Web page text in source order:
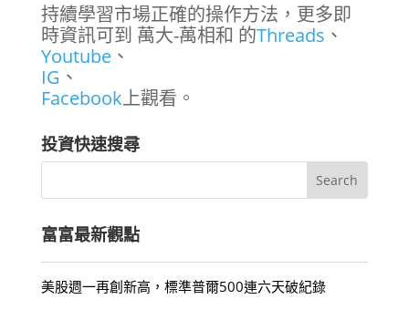
持續學習市場正確的操作方法，更多即
時資訊可到 萬大-萬相和 的Threads 、
Youtube、
IG 、
Facebook上觀看。
投資快速搜尋
富富最新觀點
美股週一再創新高，標準普爾500連六天破紀錄